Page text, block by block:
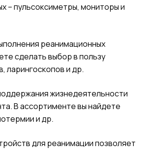
– пульсоксиметры, мониторы и
реанимационных
сделать выбор в пользу
ларингоскопов и др.
жизнедеятельности
В ассортименте вы найдете
и др.
для реанимации позволяет